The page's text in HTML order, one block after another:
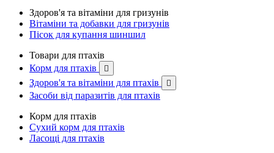
Здоров'я та вітаміни для гризунів
Вітаміни та добавки для гризунів
Пісок для купання шиншил
Товари для птахів
Корм для птахів

Здоров'я та вітаміни для птахів 
Засоби від паразитів для птахів
Корм для птахів
Сухий корм для птахів
Ласощі для птахів